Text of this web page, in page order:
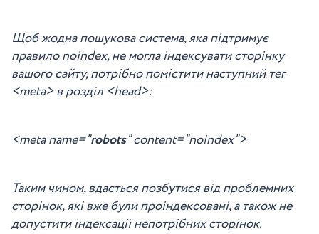
Щоб жодна пошукова система, яка підтримує
правило noindex, не могла індексувати сторінку
вашого сайту, потрібно помістити наступний тег
<meta> в розділ <head>:
<meta name=”robots” content=”noindex”>
Таким чином, вдасться позбутися від проблемних
сторінок, які вже були проіндексовані, а також не
допустити індексації непотрібних сторінок.